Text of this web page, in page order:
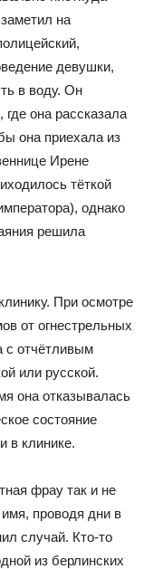
на
девушки,
в воду. Он
она рассказала
она приехала из
Ирене
тёткой
однако
решила
При осмотре
от огнестрельных
с отчётливым
или русской.
она отказывалась
состояние
в клинике.
фрау так и не
проводя дни в
случай. Кто-то
из берлинских